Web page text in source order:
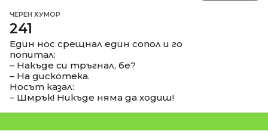
ЧЕРЕН ХУМОР
241
Един нос срещнал един сопол и го
попитал:
– Накъде си тръгнал, бе?
– На дискотека.
Носът казал:
– Шмрък! Никъде няма да ходиш!